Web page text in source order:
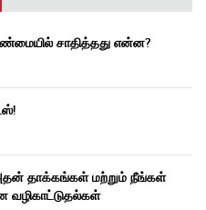
சாதித்தது என்ன?
தாக்கங்கள் மற்றும் நீங்கள்
வழிகாட்டுதல்கள்